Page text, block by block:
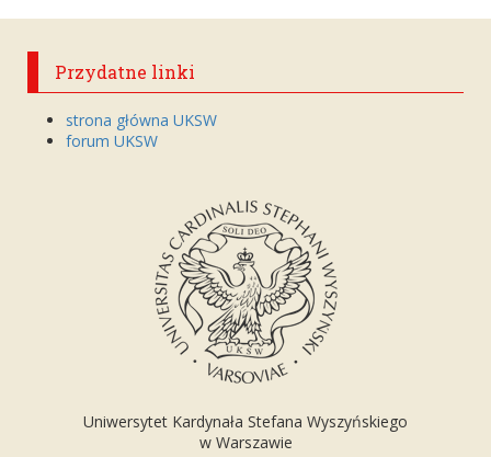
Przydatne linki
strona główna UKSW
forum UKSW
Uniwersytet Kardynała Stefana Wyszyńskiego
w Warszawie